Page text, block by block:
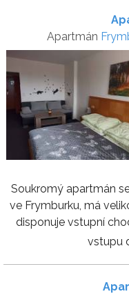
Apartmán
Soukromý apartmán
ve Frymburku, má
disponuje vstupní
vstupu